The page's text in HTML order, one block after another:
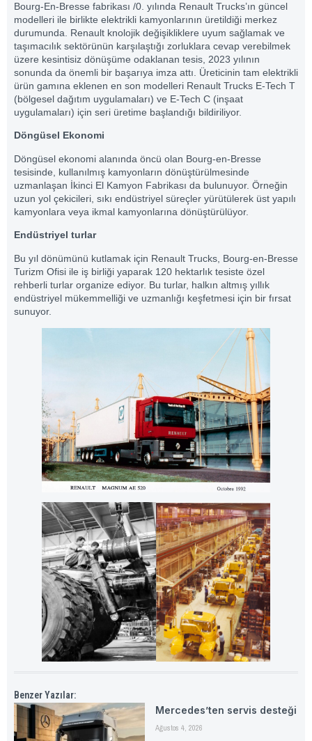
Bourg-En-Bresse fabrikası /0. yılında Renault Trucks’ın güncel
modelleri ile birlikte elektrikli kamyonlarının üretildiği merkez
durumunda. Renault knolojik değişikliklere uyum sağlamak ve
taşımacılık sektörünün karşılaştığı zorluklara cevap verebilmek
üzere kesintisiz dönüşüme odaklanan tesis, 2023 yılının
sonunda da önemli bir başarıya imza attı. Üreticinin tam elektrikli
ürün gamına eklenen en son modelleri Renault Trucks E-Tech T
(bölgesel dağıtım uygulamaları) ve E-Tech C (inşaat
uygulamaları) için seri üretime başlandığı bildiriliyor.
Döngüsel Ekonomi
Döngüsel ekonomi alanında öncü olan Bourg-en-Bresse
tesisinde, kullanılmış kamyonların dönüştürülmesinde
uzmanlaşan İkinci El Kamyon Fabrikası da bulunuyor. Örneğin
uzun yol çekicileri, sıkı endüstriyel süreçler yürütülerek üst yapılı
kamyonlara veya ikmal kamyonlarına dönüştürülüyor.
Endüstriyel turlar
Bu yıl dönümünü kutlamak için Renault Trucks, Bourg-en-Bresse
Turizm Ofisi ile iş birliği yaparak 120 hektarlık tesiste özel
rehberli turlar organize ediyor. Bu turlar, halkın altmış yıllık
endüstriyel mükemmelliği ve uzmanlığı keşfetmesi için bir fırsat
sunuyor.
Benzer Yazılar:
Mercedes’ten servis desteği
Ağustos 4, 2026